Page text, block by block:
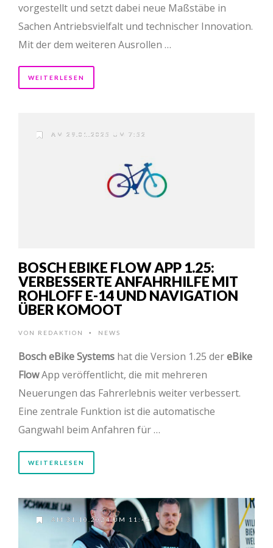
vorgestellt und setzt dabei neue Maßstäbe in
Sachen Antriebsvielfalt und technischer Innovation.
Mit der dem weiteren Ausrollen …
WEITERLESEN
AM 29.01.2025 UM 7:52
BOSCH EBIKE FLOW APP 1.25:
VERBESSERTE ANFAHRHILFE MIT
ROHLOFF E-14 UND NAVIGATION
ÜBER KOMOOT
VON REDAKTION • NEWS
Bosch eBike Systems hat die Version 1.25 dereBike
FlowApp veröffentlicht, die mit mehreren
Neuerungen das Fahrerlebnis weiter verbessert.
Eine zentrale Funktion ist die automatische
Gangwahl beim Anfahren für …
WEITERLESEN
AM 31.10.2024 UM 11:46